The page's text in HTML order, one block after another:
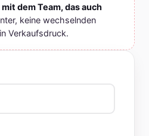
dem Team, das auch
keine wechselnden
Verkaufsdruck.